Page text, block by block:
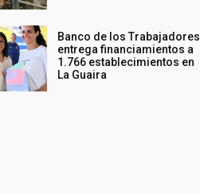
Banco de los Trabajadores
entrega financiamientos a
1.766 establecimientos en
La Guaira